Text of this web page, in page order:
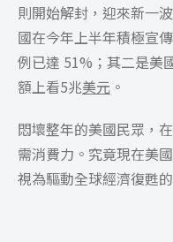
則開始解封，迎來新一
國在今年上半年積極宣
例已達 51%；其二是美
額上看5兆美元 。
悶壞整年的美國民眾，
需消費力。究竟現在美
視為驅動全球經濟復甦